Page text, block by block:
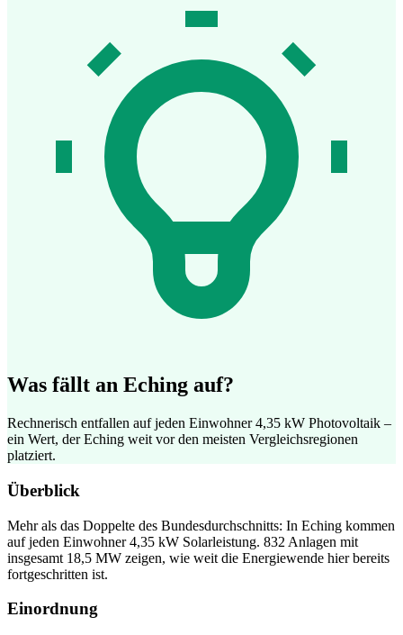
Was fällt an Eching auf?
Rechnerisch entfallen auf jeden Einwohner 4,35 kW Photovoltaik –
ein Wert, der Eching weit vor den meisten Vergleichsregionen
platziert.
Überblick
Mehr als das Doppelte des Bundesdurchschnitts: In Eching kommen
auf jeden Einwohner 4,35 kW Solarleistung. 832 Anlagen mit
insgesamt 18,5 MW zeigen, wie weit die Energiewende hier bereits
fortgeschritten ist.
Einordnung